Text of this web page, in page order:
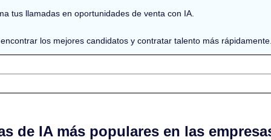
tus llamadas en oportunidades de venta con IA.
los mejores candidatos y contratar talento más
de IA más populares en las